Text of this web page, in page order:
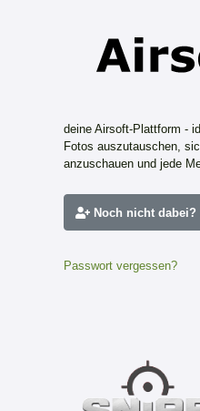
deine Airsoft-Plattform -
Fotos auszutauschen,
anzuschauen und jede
Noch nicht
Passwort vergessen?